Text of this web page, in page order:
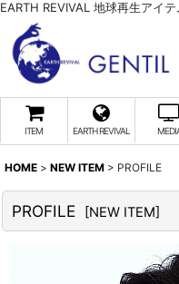
EARTH REVIVAL 地球再生アイテ
ITEM EARTH REVIVAL
HOME > NEW ITEM > PROFILE
PROFILE [NEW ITEM]